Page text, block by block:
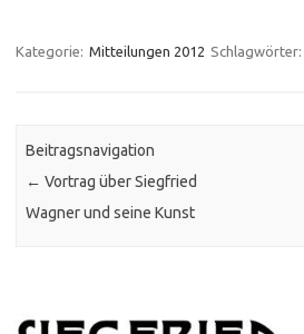
Kategorie: Mitteilungen 2012 Schlagwörter:
Beitragsnavigation
← Vortrag über Siegfried
Wagner und seine Kunst